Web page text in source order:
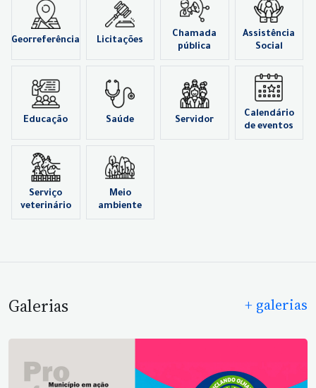
Georreferência Licitações
Chamada
pública
Assistência
Social
Educação Saúde Servidor
Calendário
de eventos
Serviço
veterinário
Meio
ambiente
Galerias + galerias